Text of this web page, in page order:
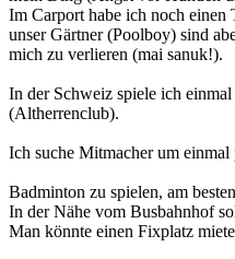
Im Carport habe ich noch einen
unser Gärtner (Poolboy) sind
mich zu verlieren (mai sanuk!).
In der Schweiz spiele ich
(Altherrenclub).
Ich suche Mitmacher um einmal
Badminton zu spielen, am
In der Nähe vom Busbahnhof
Man könnte einen Fixplatz